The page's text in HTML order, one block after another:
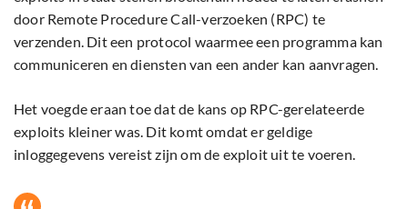
door Remote Procedure Call-verzoeken (RPC) te
verzenden. Dit een protocol waarmee een programma kan
communiceren en diensten van een ander kan aanvragen.
Het voegde eraan toe dat de kans op RPC-gerelateerde
exploits kleiner was. Dit komt omdat er geldige
inloggegevens vereist zijn om de exploit uit te voeren.